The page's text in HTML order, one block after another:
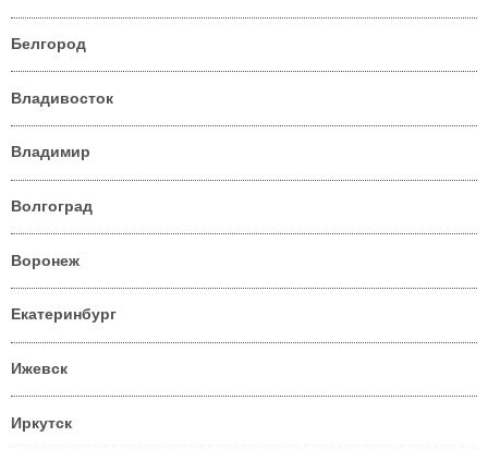
Белгород
Владивосток
Владимир
Волгоград
Воронеж
Екатеринбург
Ижевск
Иркутск